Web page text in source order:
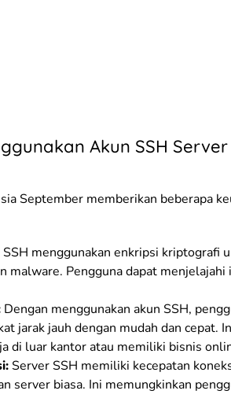
Akun SSH
September memberikan beberapa
SSH menggunakan enkripsi kriptografi
malware. Pengguna dapat
Dengan menggunakan akun SSH,
jarak jauh dengan mudah dan cepat.
di luar kantor atau memiliki bisnis
Server SSH memiliki kecepatan
server biasa. Ini memungkinkan